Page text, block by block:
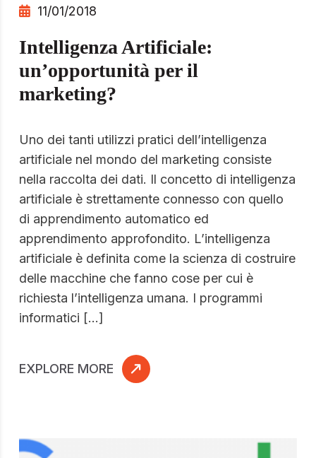
11/01/2018
Intelligenza Artificiale:
un’opportunità per il
marketing?
Uno dei tanti utilizzi pratici dell’intelligenza
artificiale nel mondo del marketing consiste
nella raccolta dei dati. Il concetto di intelligenza
artificiale è strettamente connesso con quello
di apprendimento automatico ed
apprendimento approfondito. L’intelligenza
artificiale è definita come la scienza di costruire
delle macchine che fanno cose per cui è
richiesta l’intelligenza umana. I programmi
informatici […]
EXPLORE MORE